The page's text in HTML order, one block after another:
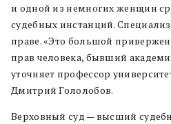
и одной из немногих женщин
судебных инстанций.
праве. «Это большой
прав человека, бывший
уточняет профессор
Дмитрий Гололобов.
Верховный суд — высший